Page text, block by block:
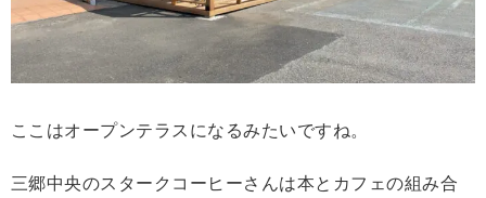
ここはオープンテラスになるみたいですね。
三郷中央のスタークコーヒーさんは本とカフェの組み合